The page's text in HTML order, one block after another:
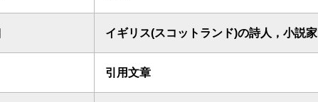
イギリス(スコットランド)の詩人，小説家
引用文章